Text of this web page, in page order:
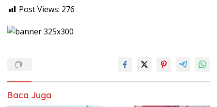
Post Views: 276
Baca Juga